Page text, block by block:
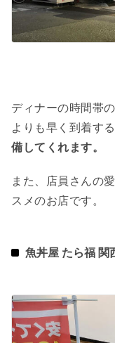
ディナーの時間帯
よりも早く到着する
備してくれます。
また、店員さんの
スメのお店です。
魚丼屋 たら福 関